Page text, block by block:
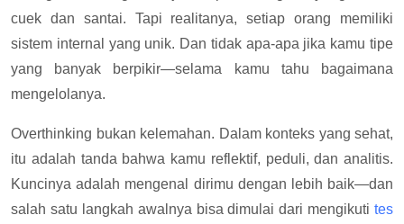
cuek dan santai. Tapi realitanya, setiap orang memiliki
sistem internal yang unik. Dan tidak apa-apa jika kamu tipe
yang banyak berpikir—selama kamu tahu bagaimana
mengelolanya.
Overthinking bukan kelemahan. Dalam konteks yang sehat,
itu adalah tanda bahwa kamu reflektif, peduli, dan analitis.
Kuncinya adalah mengenal dirimu dengan lebih baik—dan
salah satu langkah awalnya bisa dimulai dari mengikuti tes